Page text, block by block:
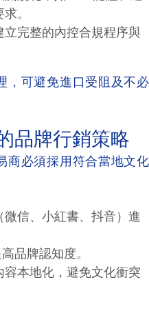
。
完整的內控合規程序與
，可避免進口受阻及不必
品牌行銷策略
商必須採用符合當地文化
信、小紅書、抖音）進
品牌認知度。
本地化，避免文化衝突